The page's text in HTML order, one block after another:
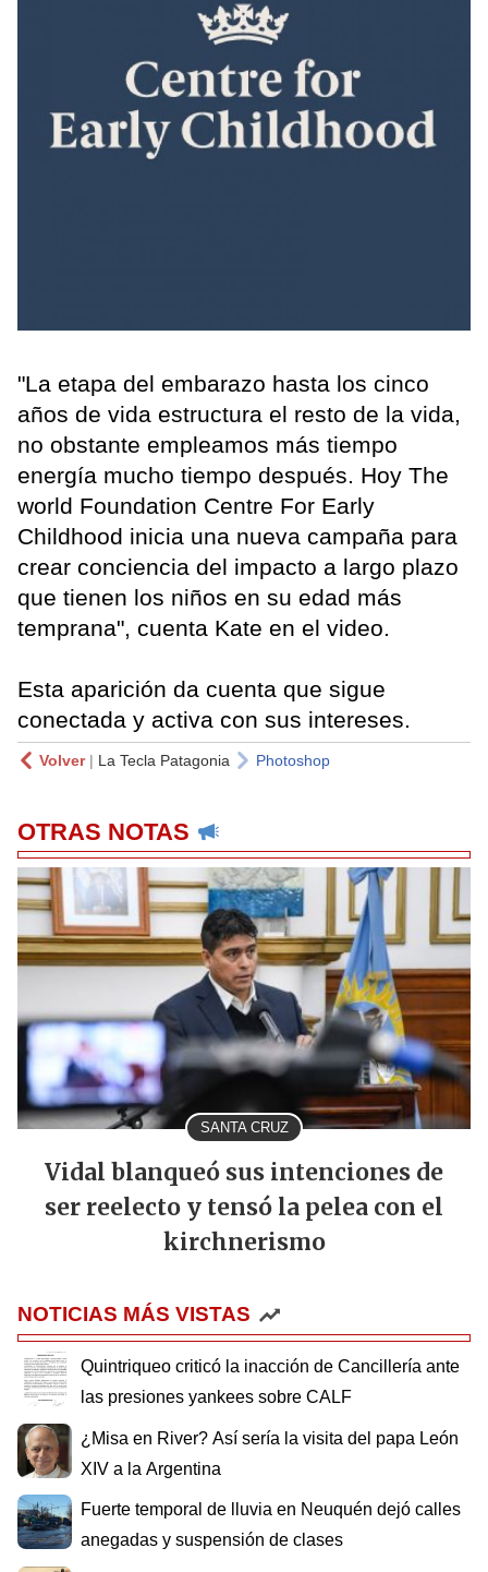
"La etapa del embarazo hasta los cinco
años de vida estructura el resto de la vida,
no obstante empleamos más tiempo
energía mucho tiempo después. Hoy The
world Foundation Centre For Early
Childhood inicia una nueva campaña para
crear conciencia del impacto a largo plazo
que tienen los niños en su edad más
temprana", cuenta Kate en el video.
Esta aparición da cuenta que sigue
conectada y activa con sus intereses.
Volver| La Tecla Patagonia Photoshop
OTRAS NOTAS
SANTA CRUZ
Vidal blanqueó sus intenciones de
ser reelecto y tensó la pelea con el
kirchnerismo
NOTICIAS MÁS VISTAS
Quintriqueo criticó la inacción de Cancillería ante
las presiones yankees sobre CALF
¿Misa en River? Así sería la visita del papa León
XIV a la Argentina
Fuerte temporal de lluvia en Neuquén dejó calles
anegadas y suspensión de clases